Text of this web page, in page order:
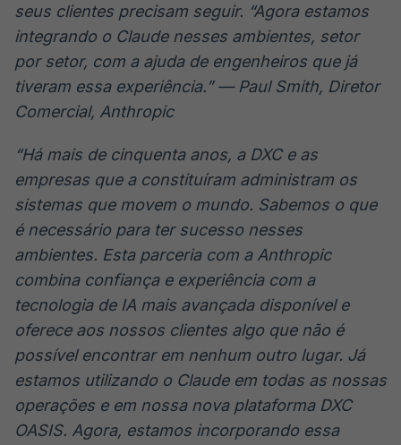
seus clientes precisam seguir. “Agora estamos
integrando o Claude nesses ambientes, setor
por setor, com a ajuda de engenheiros que já
tiveram essa experiência.” — Paul Smith, Diretor
Comercial, Anthropic
“Há mais de cinquenta anos, a DXC e as
empresas que a constituíram administram os
sistemas que movem o mundo. Sabemos o que
é necessário para ter sucesso nesses
ambientes. Esta parceria com a Anthropic
combina confiança e experiência com a
tecnologia de IA mais avançada disponível e
oferece aos nossos clientes algo que não é
possível encontrar em nenhum outro lugar. Já
estamos utilizando o Claude em todas as nossas
operações e em nossa nova plataforma DXC
OASIS. Agora, estamos incorporando essa